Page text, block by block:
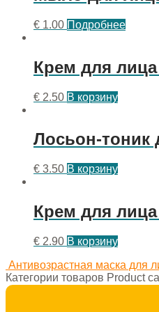
€ 1.00 Подробнее
Крем для
€ 2.50 В корзину
Лосьон-тоник
€ 3.50 В корзину
Крем для
€ 2.90 В корзину
Антивозрастная маска для
Категории товаров Product